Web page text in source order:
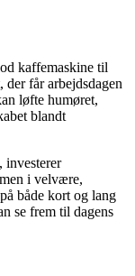
kaffemaskine til
får arbejdsdagen
løfte humøret,
blandt
investerer
i velvære,
både kort og lang
se frem til dagens